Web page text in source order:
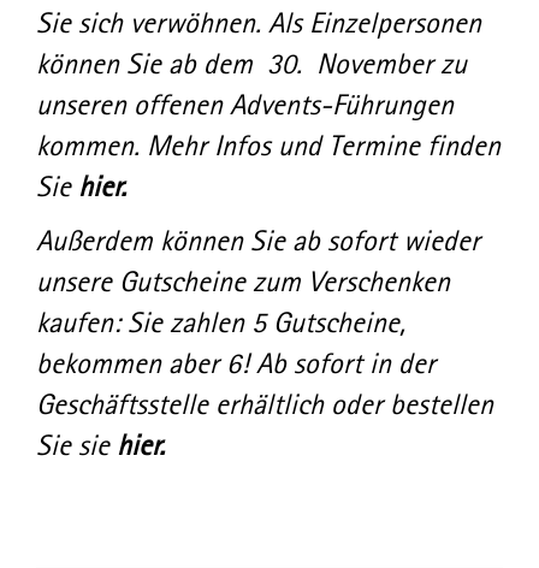
Sie sich verwöhnen. Als Einzelpersonen
können Sie ab dem 30. November zu
unseren offenen Advents-Führungen
kommen. Mehr Infos und Termine finden
Sie hier.
Außerdem können Sie ab sofort wieder
unsere Gutscheine zum Verschenken
kaufen: Sie zahlen 5 Gutscheine,
bekommen aber 6! Ab sofort in der
Geschäftsstelle erhältlich oder bestellen
Sie sie hier.